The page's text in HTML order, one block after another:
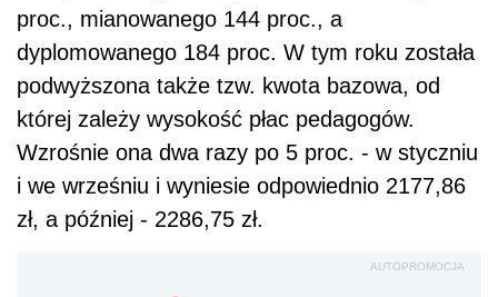
proc., mianowanego 144 proc., a
dyplomowanego 184 proc. W tym roku została
podwyższona także tzw. kwota bazowa, od
której zależy wysokość płac pedagogów.
Wzrośnie ona dwa razy po 5 proc. - w styczniu
i we wrześniu i wyniesie odpowiednio 2177,86
zł, a później - 2286,75 zł.
AUTOPROMOCJA